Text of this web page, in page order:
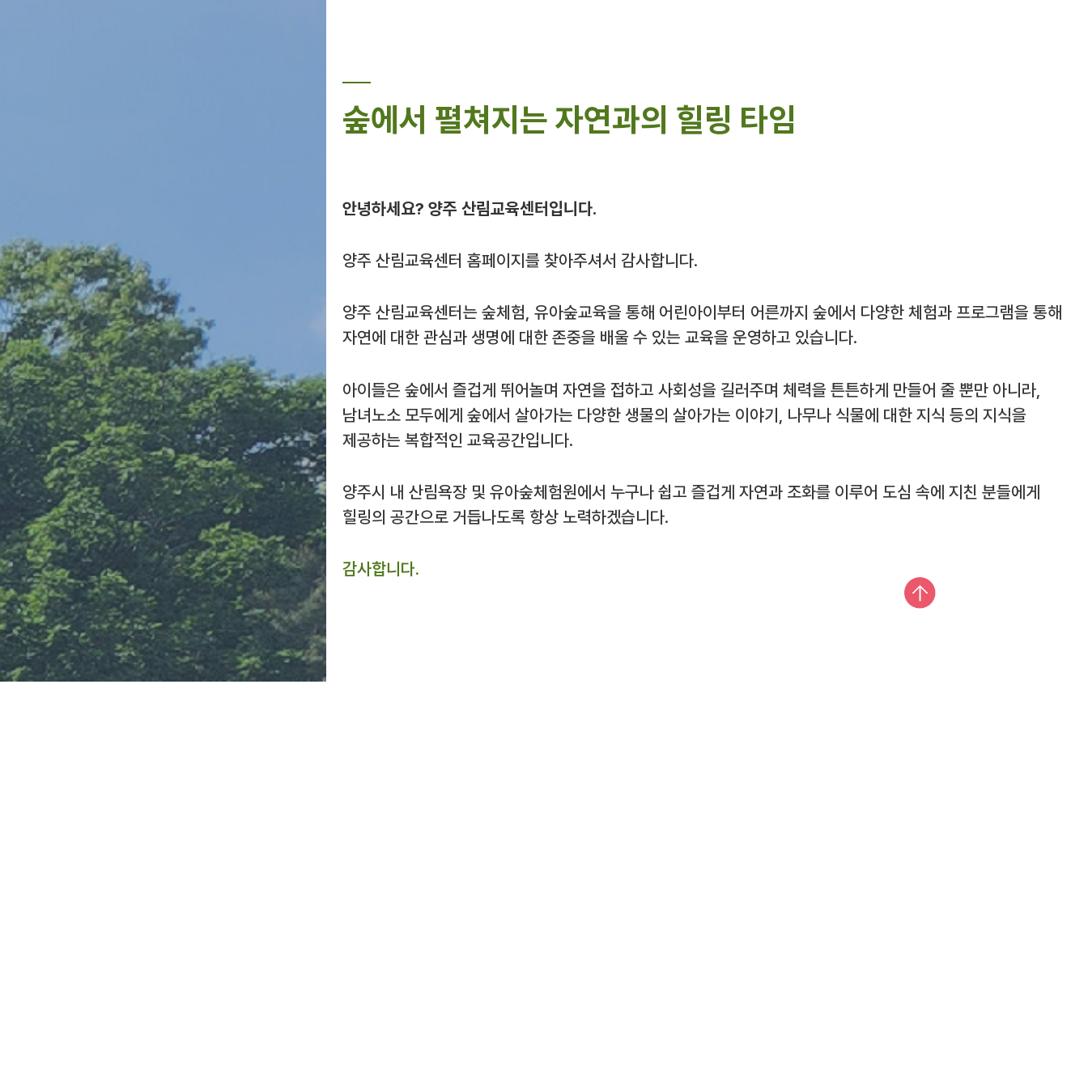
숲에서 펼쳐지는 자연과의 힐링 타임
안녕하세요? 양주 산림교육센터입니다.
양주 산림교육센터 홈페이지를 찾아주셔서 감사합니다.
양주 산림교육센터는 숲체험, 유아숲교육을 통해 어린아이부터 어른까지 숲에서 다양한 체험과 프로그램을 통해
자연에 대한 관심과 생명에 대한 존중을 배울 수 있는 교육을 운영하고 있습니다.
아이들은 숲에서 즐겁게 뛰어놀며 자연을 접하고 사회성을 길러주며 체력을 튼튼하게 만들어 줄 뿐만 아니라,
남녀노소 모두에게 숲에서 살아가는 다양한 생물의 살아가는 이야기, 나무나 식물에 대한 지식 등의 지식을
제공하는 복합적인 교육공간입니다.
양주시 내 산림욕장 및 유아숲체험원에서 누구나 쉽고 즐겁게 자연과 조화를 이루어 도심 속에 지친 분들에게
힐링의 공간으로 거듭나도록 항상 노력하겠습니다.
감사합니다.